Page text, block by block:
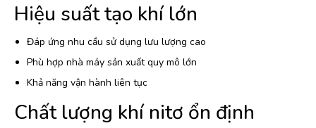
Hiệu suất tạo khí lớn
Đáp ứng nhu cầu sử dụng lưu lượng cao
Phù hợp nhà máy sản xuất quy mô lớn
Khả năng vận hành liên tục
Chất lượng khí nitơ ổn định